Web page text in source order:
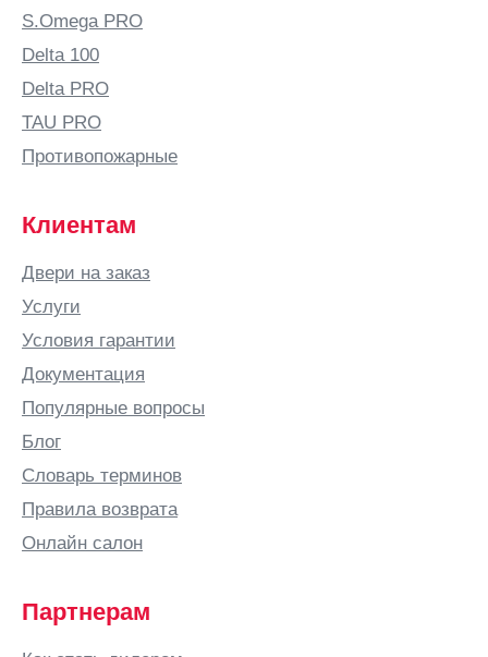
S.Omega PRO
Delta 100
Delta PRO
TAU PRO
Противопожарные
Клиентам
Двери на заказ
Услуги
Условия гарантии
Документация
Популярные вопросы
Блог
Словарь терминов
Правила возврата
Онлайн салон
Партнерам